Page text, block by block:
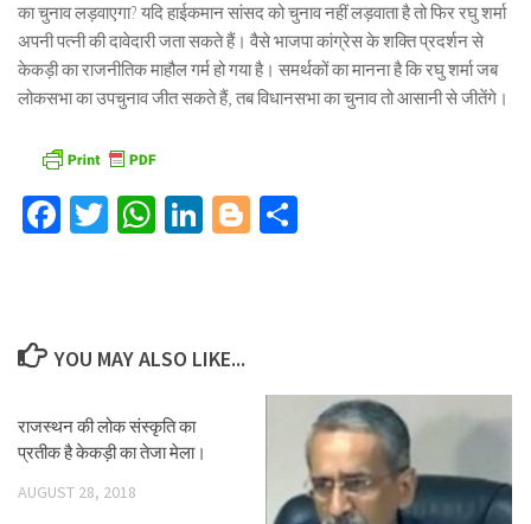
का चुनाव लड़वाएगा? यदि हाईकमान सांसद को चुनाव नहीं लड़वाता है तो फिर रघु शर्मा
अपनी पत्नी की दावेदारी जता सकते हैं। वैसे भाजपा कांग्रेस के शक्ति प्रदर्शन से
केकड़ी का राजनीतिक माहौल गर्म हो गया है। समर्थकों का मानना है कि रघु शर्मा जब
लोकसभा का उपचुनाव जीत सकते हैं, तब विधानसभा का चुनाव तो आसानी से जीतेंगे।
Facebook
TwitterWhatsApp
LinkedIn
Blogger
YOU MAY ALSO LIKE...
राजस्थन की लोक संस्कृति का
प्रतीक है केकड़ी का तेजा मेला।
AUGUST 28, 2018